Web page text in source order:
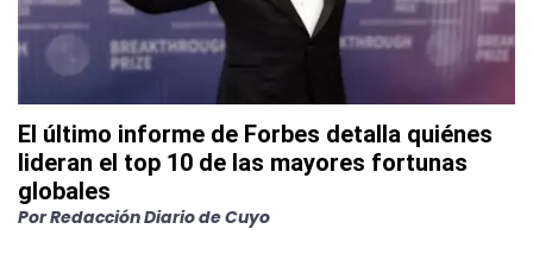
El último informe de Forbes detalla quiénes
lideran el top 10 de las mayores fortunas
globales
PorRedacción Diario de Cuyo